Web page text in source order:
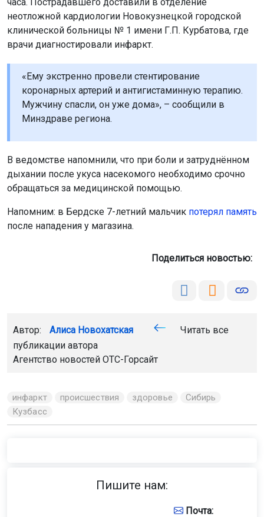
неотложной кардиологии Новокузнецкой городской
клинической больницы № 1 имени Г.П. Курбатова, где
врачи диагностировали инфаркт.
«Ему экстренно провели стентирование
коронарных артерий и антигистаминную терапию.
Мужчину спасли, он уже дома», – сообщили в
Минздраве региона.
В ведомстве напомнили, что при боли и затруднённом
дыхании после укуса насекомого необходимо срочно
обращаться за медицинской помощью.
Напомним: в Бердске 7-летний мальчик потерял память
после нападения у магазина.
Поделиться новостью:
Автор: Алиса Новохатская
Читать все
публикации автора
Агентство новостей ОТС-Горсайт
инфаркт происшествия здоровье
Сибирь
Кузбасс
Пишите нам:
Почта: